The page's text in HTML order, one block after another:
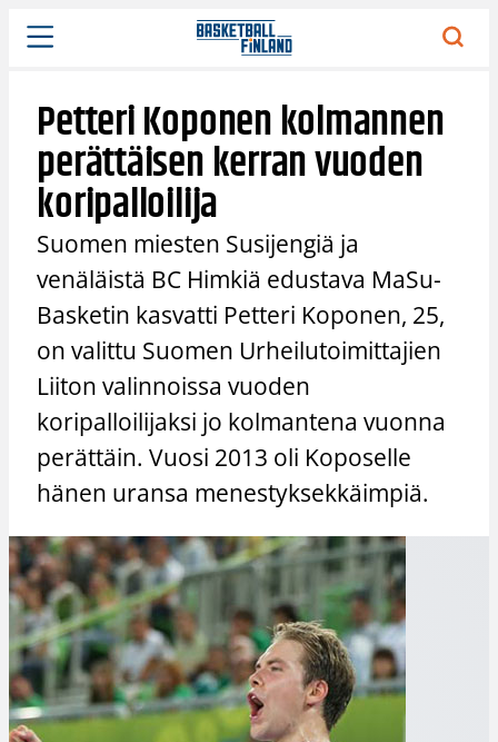
Siirry
sisältöön
Petteri Koponen kolmannen
perättäisen kerran vuoden
koripalloilija
Suomen miesten Susijengiä ja
venäläistä BC Himkiä edustava MaSu-
Basketin kasvatti Petteri Koponen, 25,
on valittu Suomen Urheilutoimittajien
Liiton valinnoissa vuoden
koripalloilijaksi jo kolmantena vuonna
perättäin. Vuosi 2013 oli Koposelle
hänen uransa menestyksekkäimpiä.